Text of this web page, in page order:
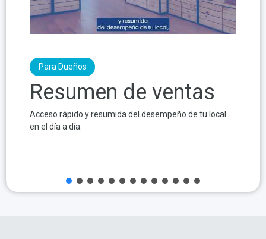
Para Dueños
Resumen de ventas
Acceso rápido y resumida del desempeño de tu local
en el día a día.